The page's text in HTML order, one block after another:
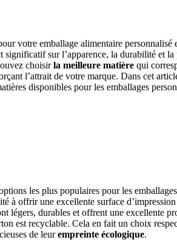
votre emballage alimentaire personnalisé
significatif sur l’apparence, la durabilité et
choisirla meilleure matière qui
l’attrait de votre marque. Dans cet
disponibles pour les emballages
les plus populaires pour les
à offrir une excellente surface
légers, durables et offrent une excellente
est recyclable. Cela en fait un choix
de leurempreinte écologique.